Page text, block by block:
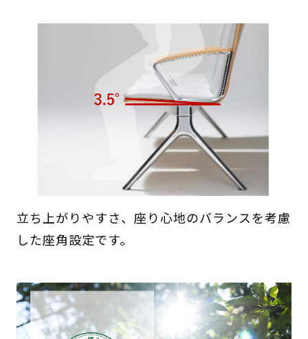
立ち上がりやすさ、座り心地のバランスを考慮
した座角設定です。